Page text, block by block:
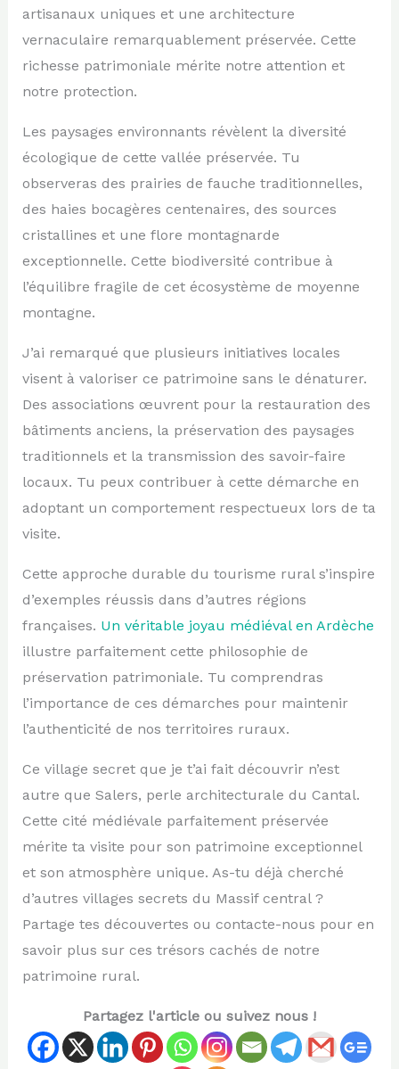
artisanaux uniques et une architecture
vernaculaire remarquablement préservée. Cette
richesse patrimoniale mérite notre attention et
notre protection.
Les paysages environnants révèlent la diversité
écologique de cette vallée préservée. Tu
observeras des prairies de fauche traditionnelles,
des haies bocagères centenaires, des sources
cristallines et une flore montagnarde
exceptionnelle. Cette biodiversité contribue à
l’équilibre fragile de cet écosystème de moyenne
montagne.
J’ai remarqué que plusieurs initiatives locales
visent à valoriser ce patrimoine sans le dénaturer.
Des associations œuvrent pour la restauration des
bâtiments anciens, la préservation des paysages
traditionnels et la transmission des savoir-faire
locaux. Tu peux contribuer à cette démarche en
adoptant un comportement respectueux lors de ta
visite.
Cette approche durable du tourisme rural s’inspire
d’exemples réussis dans d’autres régions
françaises. Un véritable joyau médiéval en Ardèche
illustre parfaitement cette philosophie de
préservation patrimoniale. Tu comprendras
l’importance de ces démarches pour maintenir
l’authenticité de nos territoires ruraux.
Ce village secret que je t’ai fait découvrir n’est
autre que Salers, perle architecturale du Cantal.
Cette cité médiévale parfaitement préservée
mérite ta visite pour son patrimoine exceptionnel
et son atmosphère unique. As-tu déjà cherché
d’autres villages secrets du Massif central ?
Partage tes découvertes ou contacte-nous pour en
savoir plus sur ces trésors cachés de notre
patrimoine rural.
Partagez l'article ou suivez nous !